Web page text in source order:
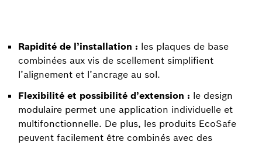
Rapidité de l’installation : les plaques de base
combinées aux vis de scellement simplifient
l’alignement et l’ancrage au sol.
Flexibilité et possibilité d’extension : le design
modulaire permet une application individuelle et
multifonctionnelle. De plus, les produits EcoSafe
peuvent facilement être combinés avec des